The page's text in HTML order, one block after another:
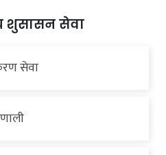
शुसासन सेवा
सेवा